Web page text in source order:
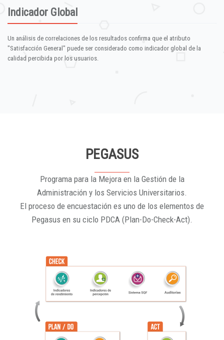
Indicador Global
Un análisis de correlaciones de los resultados confirma que el atributo
"Satisfacción General" puede ser considerado como indicador global de la
calidad percibida por los usuarios.
PEGASUS
Programa para la Mejora en la Gestión de la
Administración y los Servicios Universitarios.
El proceso de encuestación es uno de los elementos de
Pegasus en su ciclo PDCA (Plan-Do-Check-Act).